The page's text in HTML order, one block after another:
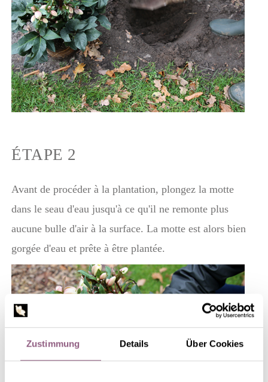
Zustimmung Details Über Cookies
ÉTAPE 2
Avant de procéder à la plantation, plongez la motte
dans le seau d'eau jusqu'à ce qu'il ne remonte plus
aucune bulle d'air à la surface. La motte est alors bien
gorgée d'eau et prête à être plantée.